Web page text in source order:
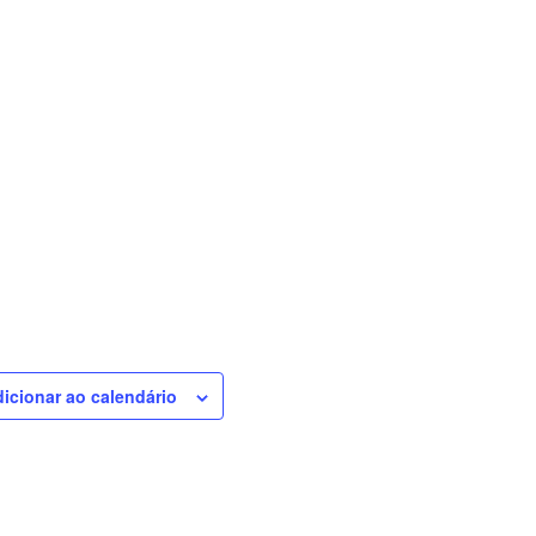
ao calendário